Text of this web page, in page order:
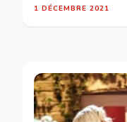
1 DÉCEMBRE 2021